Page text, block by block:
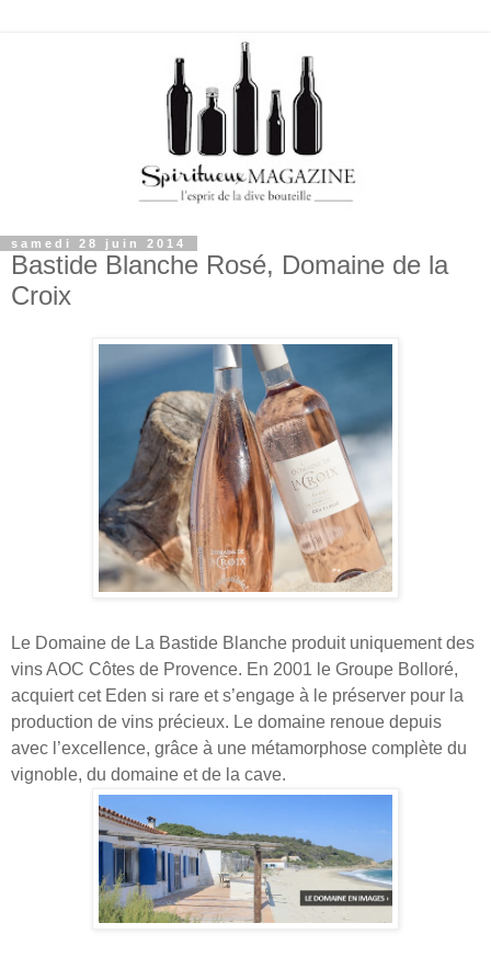
samedi 28 juin 2014
Bastide Blanche Rosé, Domaine de la
Croix
Le Domaine de La Bastide Blanche produit uniquement des
vins AOC Côtes de Provence. En 2001 le Groupe Bolloré,
acquiert cet Eden si rare et s’engage à le préserver pour la
production de vins précieux. Le domaine renoue depuis
avec l’excellence, grâce à une métamorphose complète du
vignoble, du domaine et de la cave.